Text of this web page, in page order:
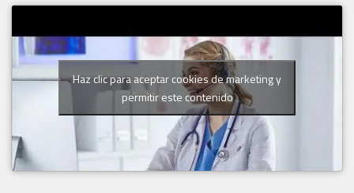
Haz clic para aceptar cookies de marketing y
permitir este contenido